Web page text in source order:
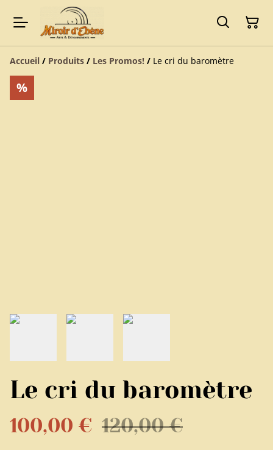
Accueil / Produits / Les Promos! / Le cri du baromètre
%
Le cri du baromètre
100,00 € 120,00 €